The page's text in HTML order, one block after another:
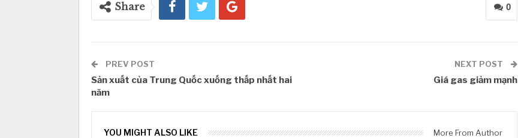
0
Share
PREV POST
Sản xuất của Trung Quốc xuống thấp nhất hai
năm
NEXT POST
Giá gas giảm mạnh
YOU MIGHT ALSO LIKE More From Author